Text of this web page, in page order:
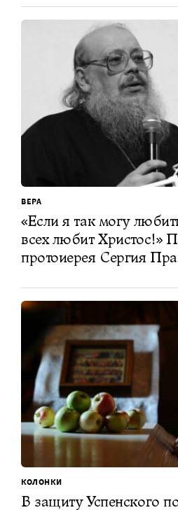
ВЕРА
«Если я так могу
всех любит Христос!»
протоиерея Сергия
КОЛОНКИ
В защиту Успенского